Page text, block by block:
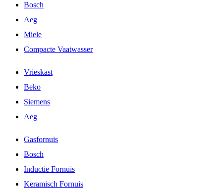
Bosch
Aeg
Miele
Compacte Vaatwasser
Vrieskast
Beko
Siemens
Aeg
Gasfornuis
Bosch
Inductie Fornuis
Keramisch Fornuis